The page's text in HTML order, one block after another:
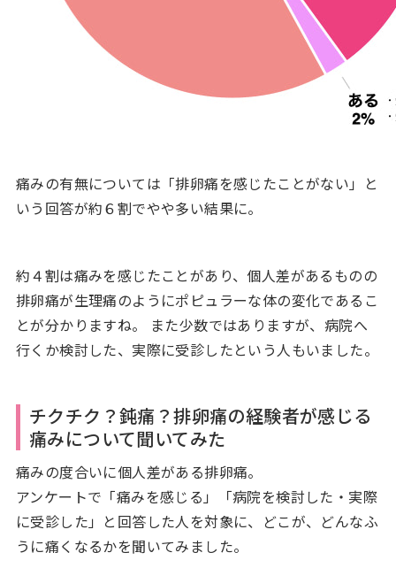
痛みの有無については「排卵痛を感じたことがない」と
いう回答が約６割でやや多い結果に。
約４割は痛みを感じたことがあり、個人差があるものの
排卵痛が生理痛のようにポピュラーな体の変化であるこ
とが分かりますね。 また少数ではありますが、病院へ
行くか検討した、実際に受診したという人もいました。
チクチク？鈍痛？排卵痛の経験者が感じる
痛みについて聞いてみた
痛みの度合いに個人差がある排卵痛。
アンケートで「痛みを感じる」「病院を検討した・実際
に受診した」と回答した人を対象に、どこが、どんなふ
うに痛くなるかを聞いてみました。